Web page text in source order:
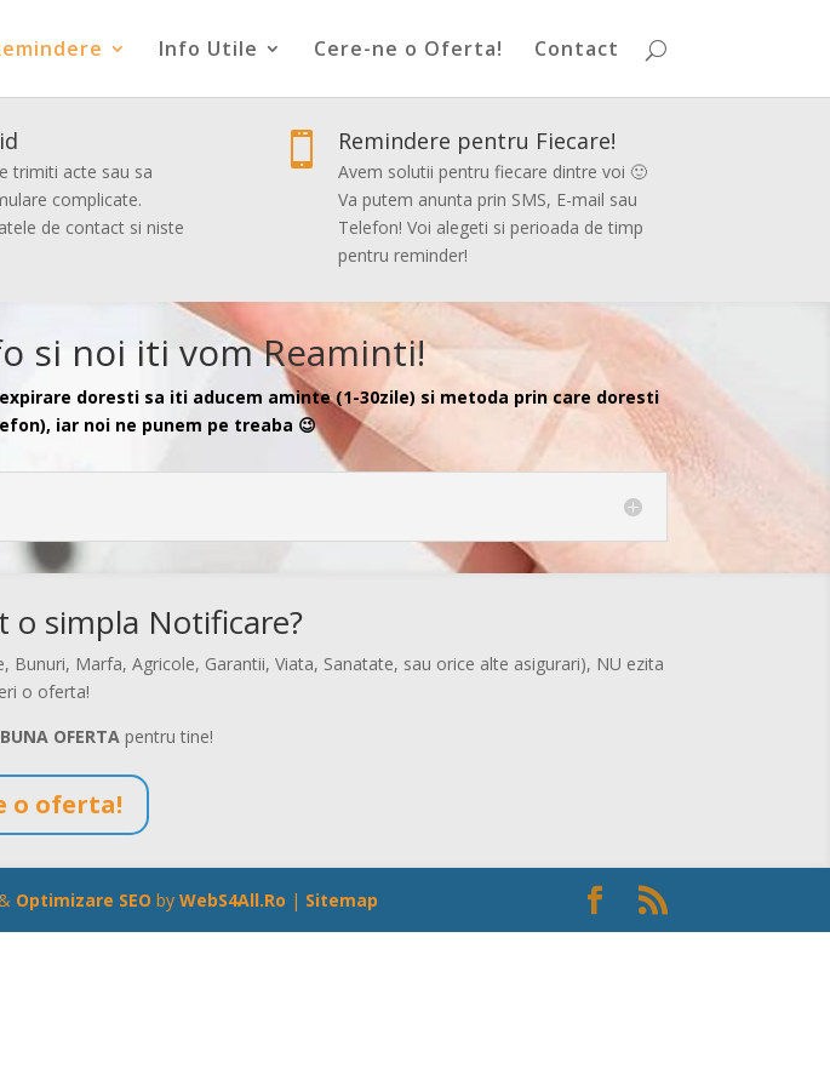
Info Utile Cere-ne o Oferta! Contact
trimiti acte sau sa
complicate.
de contact si niste
 Remindere pentru Fiecare!
Avem solutii pentru fiecare dintre voi 🙂
Va putem anunta prin SMS, E-mail sau
Telefon! Voi alegeti si perioada de timp
pentru reminder!
si noi iti vom Reaminti!
doresti sa iti aducem aminte (1-30zile) si metoda prin care doresti
iar noi ne punem pe treaba 😉
o simpla Notificare?
Marfa, Agricole, Garantii, Viata, Sanatate, sau orice alte asigurari), NU ezita
o oferta!
OFERTApentru tine!
o oferta!
Optimizare SEO byWebS4All.Ro | Sitemap